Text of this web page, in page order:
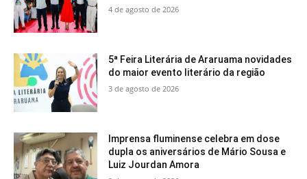
4 de agosto de 2026
5ª Feira Literária de Araruama novidades
do maior evento literário da região
3 de agosto de 2026
Imprensa fluminense celebra em dose
dupla os aniversários de Mário Sousa e
Luiz Jourdan Amora